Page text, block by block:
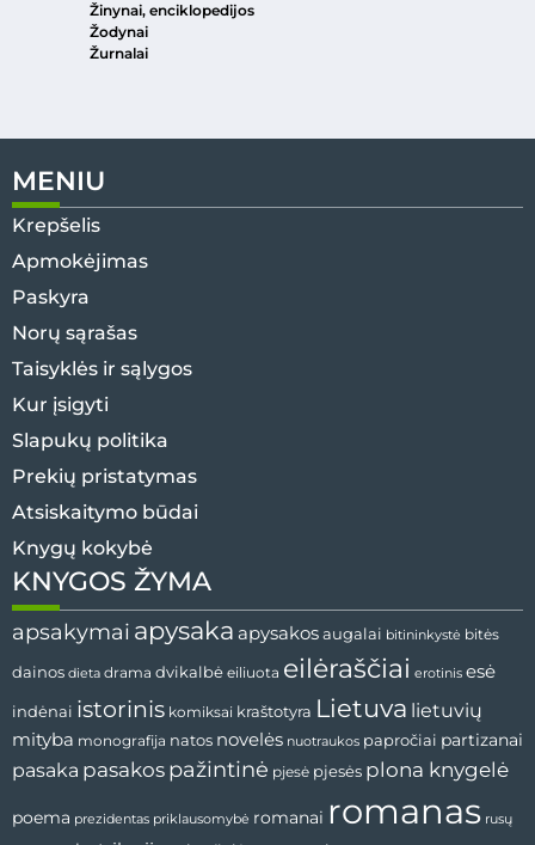
Žinynai, enciklopedijos
Žodynai
Žurnalai
MENIU
Krepšelis
Apmokėjimas
Paskyra
Norų sąrašas
Taisyklės ir sąlygos
Kur įsigyti
Slapukų politika
Prekių pristatymas
Atsiskaitymo būdai
Knygų kokybė
KNYGOS ŽYMA
apsakymai apysaka apysakos augalai bitininkystė bitės
dainos dieta drama dvikalbė eiliuota eilėraščiai erotinis esė
indėnai istorinis komiksai kraštotyra Lietuva lietuvių
mityba monografija natos novelės nuotraukos papročiai partizanai
pasaka pasakos pažintinė pjesė pjesės plona knygelė
poema prezidentas priklausomybė romanai romanas rusų